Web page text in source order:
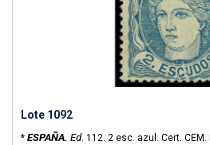
Lote 1092
* ESPAÑA. Ed. 112. 2 esc. azul. Cert. CEM.